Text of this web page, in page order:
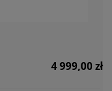
4 999,00 zł